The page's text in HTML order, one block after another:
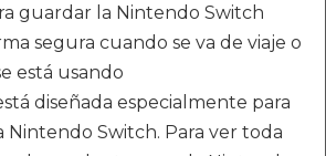
guardar la Nintendo Switch
segura cuando se va de viaje o
está usando
diseñada especialmente para
Nintendo Switch. Para ver toda